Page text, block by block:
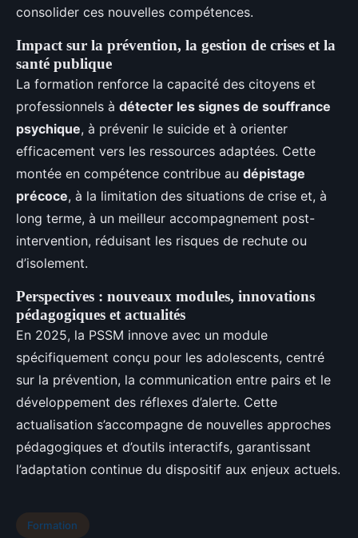
consolider ces nouvelles compétences.
Impact sur la prévention, la gestion de crises et la
santé publique
La formation renforce la capacité des citoyens et
professionnels à détecter les signes de souffrance
psychique, à prévenir le suicide et à orienter
efficacement vers les ressources adaptées. Cette
montée en compétence contribue au dépistage
précoce, à la limitation des situations de crise et, à
long terme, à un meilleur accompagnement post-
intervention, réduisant les risques de rechute ou
d’isolement.
Perspectives : nouveaux modules, innovations
pédagogiques et actualités
En 2025, la PSSM innove avec un module
spécifiquement conçu pour les adolescents, centré
sur la prévention, la communication entre pairs et le
développement des réflexes d’alerte. Cette
actualisation s’accompagne de nouvelles approches
pédagogiques et d’outils interactifs, garantissant
l’adaptation continue du dispositif aux enjeux actuels.
Formation